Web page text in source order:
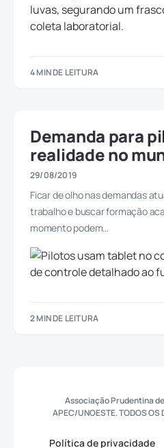
4 MIN DE LEITURA
Demanda para
realidade no
29/08/2019
Ficar de olho nas demandas
trabalho e buscar formação
momento podem…
2 MIN DE LEITURA
Associação Prudentina
APEC/UNOESTE. TODOS OS
Política de privacidade